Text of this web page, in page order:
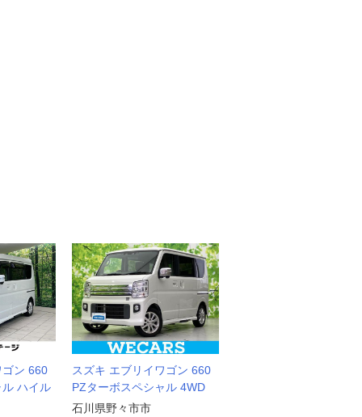
ゴン 660
ハイル
スズキ エブリイワゴン 660
PZターボスペシャル 4WD
石川県野々市市